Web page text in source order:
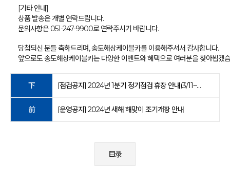
[기타 안내]
상품 발송은 개별 연락드립니다.
문의사항은 051-247-9900로 연락주시기 바랍니다.
당첨되신 분들 축하드리며,송도해상케이블카를 이용해주셔서 감사합니다.
앞으로도 송도해상케이블카는 다양한 이벤트와 혜택으로 여러분을 찾아뵙겠
下 [점검공지] 2024년 1분기 정기점검 휴장 안내(3/11~14)
前 [운영공지] 2024년 새해 해맞이 조기개장 안내
目录